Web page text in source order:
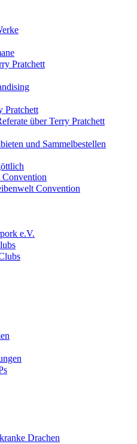
Pratchett
Pratchett
über Terry Pratchett
und Sammelbestellen
Convention
Convention
e.V.
Drachen